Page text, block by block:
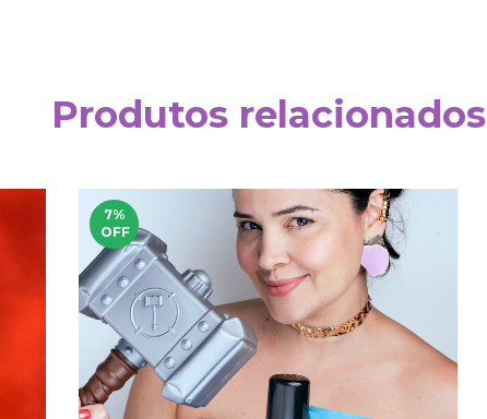
Produtos relacionados
7%
OFF